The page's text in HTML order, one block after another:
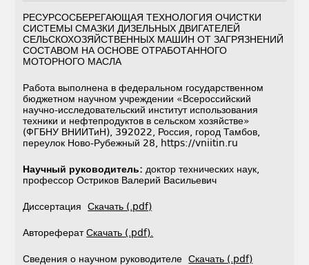
РЕСУРСОСБЕРЕГАЮЩАЯ ТЕХНОЛОГИЯ ОЧИСТКИ
СИСТЕМЫ СМАЗКИ ДИЗЕЛЬНЫХ ДВИГАТЕЛЕЙ
СЕЛЬСКОХОЗЯЙСТВЕННЫХ МАШИН ОТ ЗАГРЯЗНЕНИЙ
СОСТАВОМ НА ОСНОВЕ ОТРАБОТАННОГО
МОТОРНОГО МАСЛА
Работа выполнена в федеральном государственном
бюджетном научном учреждении «Всероссийский
научно-исследовательский институт использования
техники и нефтепродуктов в сельском хозяйстве»
(ФГБНУ ВНИИТиН), 392022, Россия, город Тамбов,
переулок Ново-Рубежный 28, https://vniitin.ru
Научный руководитель: доктор технических наук,
профессор Остриков Валерий Васильевич
ДиссертацияСкачать (.pdf)
АвторефератСкачать (.pdf).
Сведения о научном руководителеСкачать (.pdf)